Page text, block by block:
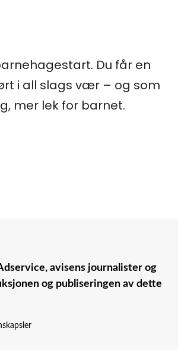
Du får en
i all slags vær – og som
mer lek for barnet.
avisens journalister og
og publiseringen av dette